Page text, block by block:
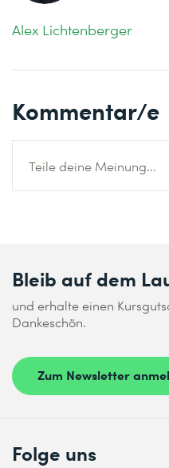
Alex Lichtenberger
Kommentar/e
Teile deine Meinung...
Bleib auf dem
und erhalte einen
Dankeschön.
Zum Newsletter
Folge uns